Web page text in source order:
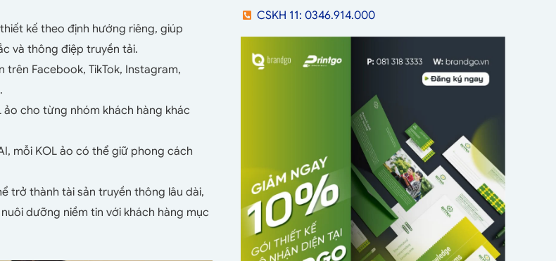
kế theo định hướng riêng, giúp
và thông điệp truyền tải.
trên Facebook, TikTok, Instagram,
cho từng nhóm khách hàng khác
mỗi KOL ảo có thể giữ phong cách
trở thành tài sản truyền thông lâu dài,
dưỡng niềm tin với khách hàng mục
CSKH 11: 0346.914.000